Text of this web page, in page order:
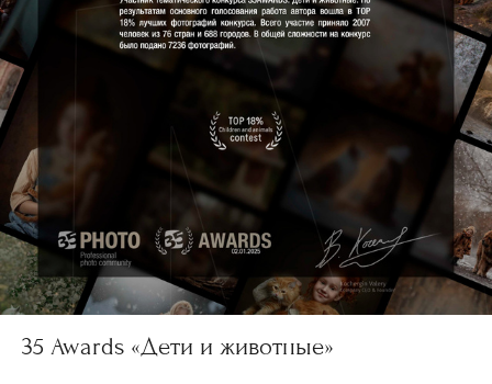
35 Awards «Дети и животные»